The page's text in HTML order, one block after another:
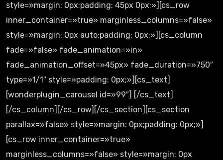
style=»margin: 0px;padding: 45px 0px;»][cs_row
inner_container=»true» marginless_columns=»false»
style=»margin: 0px auto;padding: 0px;»][cs_column
fade=»false» fade_animation=»in»
fade_animation_offset=»45px» fade_duration=»750″
type=»1/1″ style=»padding: 0px;»][cs_text]
[wonderplugin_carousel id=»99″] [/cs_text]
[/cs_column][/cs_row][/cs_section][cs_section
parallax=»false» style=»margin: 0px;padding: 0px;»]
[cs_row inner_container=»true»
marginless_columns=»false» style=»margin: 0px